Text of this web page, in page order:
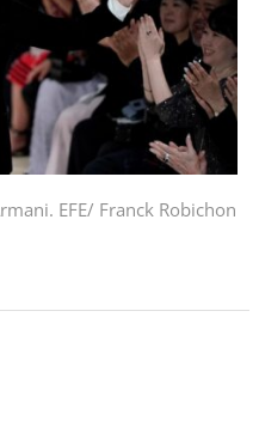
EFE/ Franck Robichon